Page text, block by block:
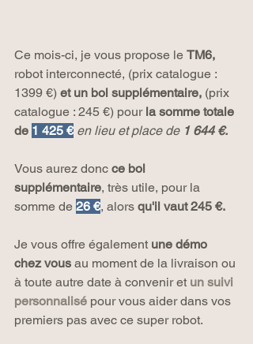
Ce mois-ci, je vous propose le TM6,
robot interconnecté, (prix catalogue :
1399 €) et un bol supplémentaire, (prix
catalogue : 245 €) pour la somme totale
de 1 425 € en lieu et place de 1 644 €.
Vous aurez donc ce bol
supplémentaire, très utile, pour la
somme de 26 €, alors qu'il vaut 245 €.
Je vous offre également une démo
chez vous au moment de la livraison ou
à toute autre date à convenir et un suivi
personnalisé pour vous aider dans vos
premiers pas avec ce super robot.